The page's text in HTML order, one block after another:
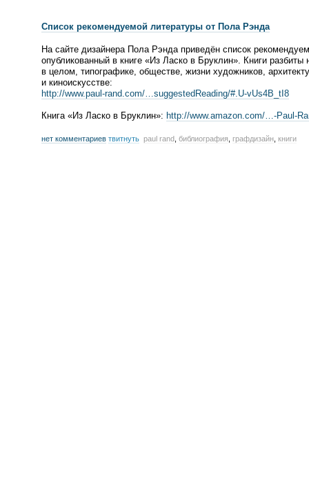
Список рекомендуемой литературы от Пола Рэнда
На сайте дизайнера Пола Рэнда приведён список
опубликованный в книге «Из Ласко в Бруклин». Книги разбиты
в целом, типографике, обществе, жизни художников,
и киноискусстве:
http://www.paul-rand .com/…suggestedReading/#. U-vUs4B_tI8
Книга «Из Ласко в Бруклин»: http://www.amazon.com/…-Paul-
нет комментариев твитнуть paul rand библиография графдизайн книги